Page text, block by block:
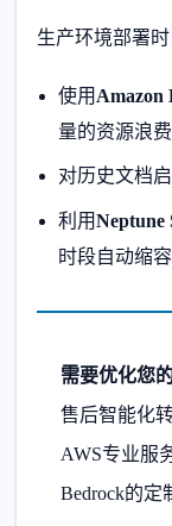
生产环境部署
使用 Amazon
量的资源浪费
对历史文档
利用Neptune
时段自动缩容
需要优化您
售后智能化
AWS专业服
Bedrock的定